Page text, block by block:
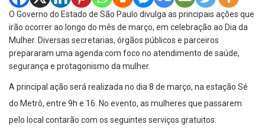
O Governo do Estado de São Paulo divulga as principais ações que
irão ocorrer ao longo do mês de março, em celebração ao Dia da
Mulher. Diversas secretarias, órgãos públicos e parceiros
prepararam uma agenda com foco no atendimento de saúde,
segurança e protagonismo da mulher.
A principal ação será realizada no dia 8 de março, na estação Sé
do Metrô, entre 9h e 16. No evento, as mulheres que passarem
pelo local contarão com os seguintes serviços gratuitos: